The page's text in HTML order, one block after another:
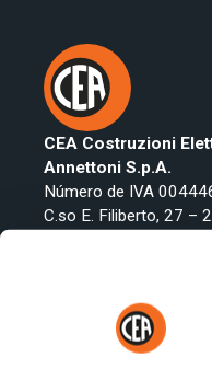
CEA Costruzioni
Annettoni S.p.A.
Número de IVA
C.so E. Filiberto, 27 –